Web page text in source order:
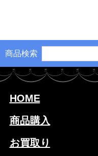
商品検索
HOME
商品購入
お買取り